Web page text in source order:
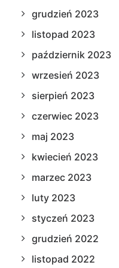
grudzień 2023
listopad 2023
październik 2023
wrzesień 2023
sierpień 2023
czerwiec 2023
maj 2023
kwiecień 2023
marzec 2023
luty 2023
styczeń 2023
grudzień 2022
listopad 2022